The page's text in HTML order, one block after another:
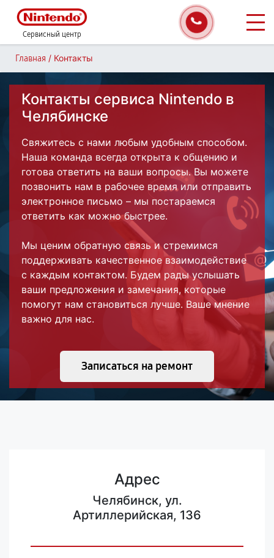
Сервисный центр
Главная / Контакты
Контакты сервиса Nintendo в
Челябинске
Свяжитесь с нами любым удобным способом.
Наша команда всегда открыта к общению и
готова ответить на ваши вопросы. Вы можете
позвонить нам в рабочее время или отправить
электронное письмо – мы постараемся
ответить как можно быстрее.
Мы ценим обратную связь и стремимся
поддерживать качественное взаимодействие
с каждым контактом. Будем рады услышать
ваши предложения и замечания, которые
помогут нам становиться лучше. Ваше мнение
важно для нас.
Записаться на ремонт
Адрес
Челябинск, ул.
Артиллерийская, 136